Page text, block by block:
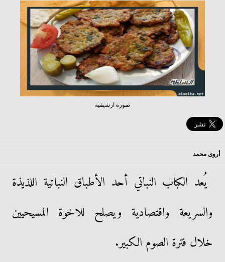
صوره ارشيفيه
أروى محمد
يُعد الكباب النباتي أحد الأطباق النباتية اللذيذة
والسريعة واقتصادية ويصلح للاخوة المسيحيين
خلال فترة الصوم الكبير.